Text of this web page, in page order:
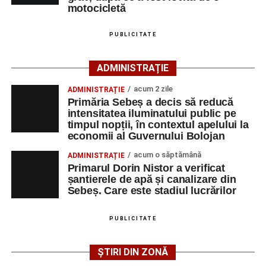
și perseverența pot depăși orice graniță. În drumul său
unchiul său din județul Alba, omul de afaceri Valer Bodea,
este sponsor oficial.
Povestea lui Pablo José Angel Mora Estrada este una
absentat motivat.
La partida disputată în această dimineață pe „Pielarul” a
și-a încurajat echipa pe întreaga durată a jocului.
miercuri, 5 august, de la ora 19.30, tot pe terenul din
motocicletă
PUBLICITATE
ADMINISTRAȚIE
ADMINISTRAȚIE acum 2 zile
Primăria Sebeș a decis să reducă
intensitatea iluminatului public pe
timpul nopții, în contextul apelului la
economii al Guvernului Bolojan
ADMINISTRAȚIE acum o săptămână
Primarul Dorin Nistor a verificat
șantierele de apă și canalizare din
Sebeș. Care este stadiul lucrărilor
PUBLICITATE
ȘTIRI DIN ZONĂ